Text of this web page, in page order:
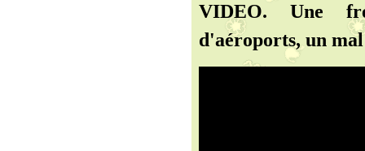
VIDEO. Une
d'aéroports, un